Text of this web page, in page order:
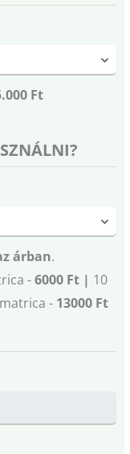
Ft
árban.
-6000 Ft | 10
- 13000 Ft